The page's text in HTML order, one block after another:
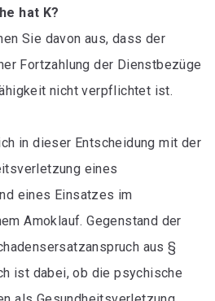
hat K?
Sie davon aus, dass der
Fortzahlung der Dienstbezüge
nicht verpflichtet ist.
in dieser Entscheidung mit der
eines
eines Einsatzes im
Amoklauf. Gegenstand der
aus §
ist dabei, ob die psychische